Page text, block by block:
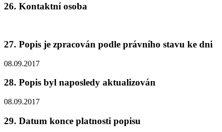
26. Kontaktní osoba
27. Popis je zpracován podle právního stavu ke dni
08.09.2017
28. Popis byl naposledy aktualizován
08.09.2017
29. Datum konce platnosti popisu